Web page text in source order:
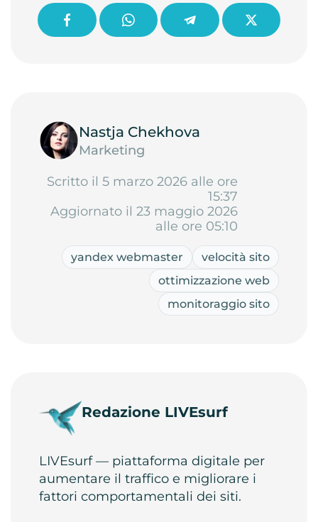
Nastja Chekhova
Marketing
Scritto il 5 marzo 2026 alle ore
15:37
Aggiornato il 23 maggio 2026
alle ore 05:10
yandex webmaster
velocità sito
ottimizzazione web
monitoraggio sito
Redazione LIVEsurf
LIVEsurf — piattaforma digitale per
aumentare il traffico e migliorare i
fattori comportamentali dei siti.